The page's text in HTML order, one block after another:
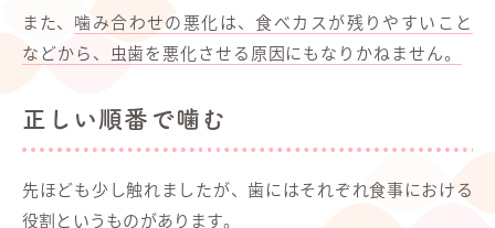
また、 噛み合わせの悪化は、食べカスが残りやすいこと
などから、虫歯を悪化させる原因にもなりかねません。
正しい順番で噛む
先ほども少し触れましたが、歯にはそれぞれ食事における
役割というものがあります。